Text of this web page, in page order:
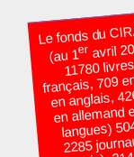
Le fonds du
(au 1eravril
11780
français, 709
en anglais,
en allemand
langues)
2285